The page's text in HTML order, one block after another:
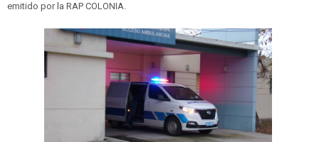
emitido por la RAP COLONIA.